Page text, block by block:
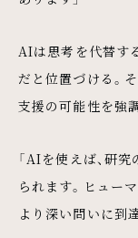
AIは思考を代替す
だと位置づける。
支援の可能性を強
「AIを使えば、研
られます。ヒュー
より深い問いに到